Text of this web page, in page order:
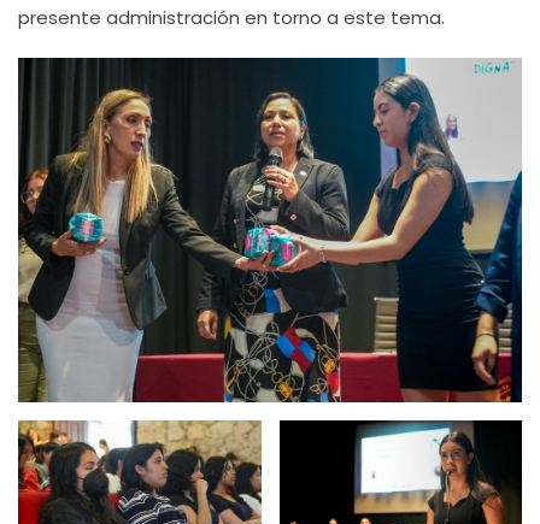
presente administración en torno a este tema.